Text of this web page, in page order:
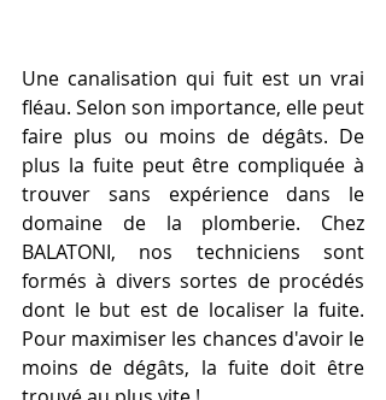
Une canalisation qui fuit est un vrai
fléau. Selon son importance, elle peut
faire plus ou moins de dégâts. De
plus la fuite peut être compliquée à
trouver sans expérience dans le
domaine de la plomberie. Chez
BALATONI, nos techniciens sont
formés à divers sortes de procédés
dont le but est de localiser la fuite.
Pour maximiser les chances d'avoir le
moins de dégâts, la fuite doit être